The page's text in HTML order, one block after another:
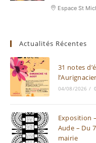
Espace St
Actualités Récentes
31 notes
04/08/2026 /
Exposition
Aude – Du
mairie